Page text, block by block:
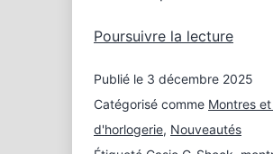
Poursuivre la lectureLe
pour
votre
santé
Publié le 3 décembre 2025
Catégorisé comme Montres
d'horlogerie, Nouveautés